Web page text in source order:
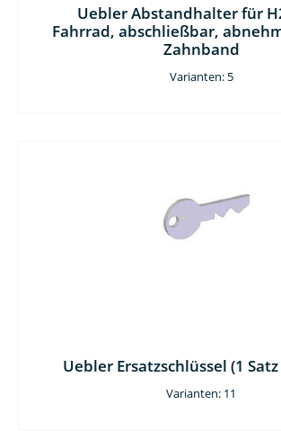
Uebler Abstandhalter für
Fahrrad, abschließbar,
Zahnband
Varianten: 5
Uebler Ersatzschlüssel (1
Varianten: 11